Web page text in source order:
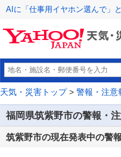
AIに「仕事用イヤホン選んで」
天気・災害トップ> 警報・注意
福岡県筑紫野市の警報・
筑紫野市の現在発表中の警